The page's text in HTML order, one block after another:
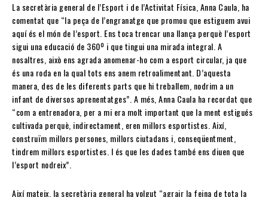
La secretària general de l’Esport i de l’Activitat Física, Anna Caula, ha
comentat que “la peça de l’engranatge que promou que estiguem avui
aquí és el món de l’esport. Ens toca trencar una llança perquè l’esport
sigui una educació de 360º i que tingui una mirada integral. A
nosaltres, això ens agrada anomenar-ho com a esport circular, ja que
és una roda en la qual tots ens anem retroalimentant. D’aquesta
manera, des de les diferents parts que hi treballem, nodrim a un
infant de diversos aprenentatges”. A més, Anna Caula ha recordat que
“com a entrenadora, per a mi era molt important que la ment estigués
cultivada perquè, indirectament, eren millors esportistes. Així,
construïm millors persones, millors ciutadans i, conseqüentment,
tindrem millors esportistes. I és que les dades també ens diuen que
l’esport nodreix”.
Així mateix, la secretària general ha volgut “agrair la feina de tota la